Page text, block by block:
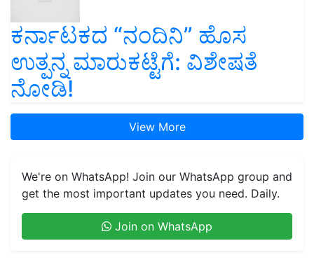
ಕರ್ನಾಟಕದ “ನಂದಿನಿ” ಹೊಸ
ಉತ್ಪನ್ನ ಮಾರುಕಟ್ಟೆಗೆ: ವಿಶೇಷತೆ
ನೋಡಿ!
View More
We're on WhatsApp! Join our WhatsApp group and
get the most important updates you need. Daily.
Join on WhatsApp